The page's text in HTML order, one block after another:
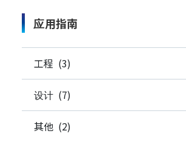
应用指南
工程 (3)
设计 (7)
其他 (2)